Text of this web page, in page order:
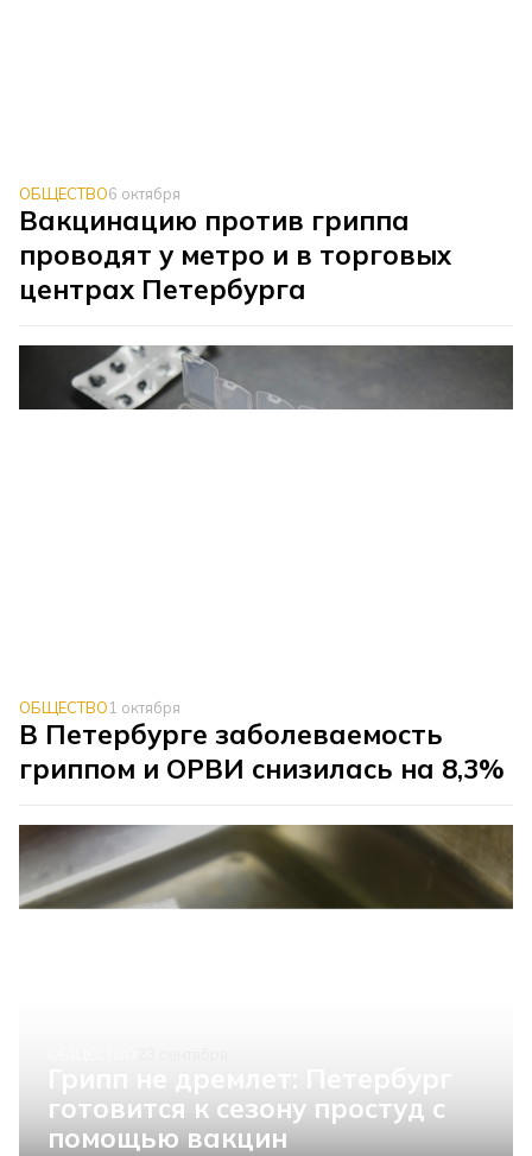
ОБЩЕСТВО6 октября
Вакцинацию против гриппа
проводят у метро и в торговых
центрах Петербурга
ОБЩЕСТВО1 октября
В Петербурге заболеваемость
гриппом и ОРВИ снизилась на 8,3%
готовится к сезону простуд с
помощью вакцин